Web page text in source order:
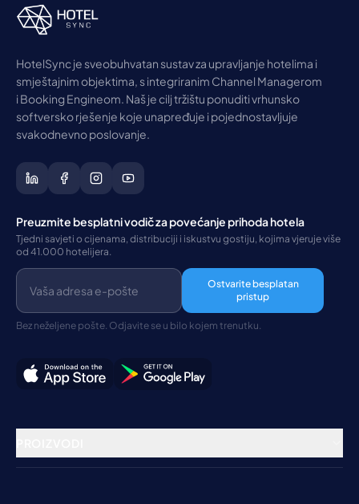
HotelSync je sveobuhvatan sustav za upravljanje hotelima i
smještajnim objektima, s integriranim Channel Managerom
i Booking Engineom. Naš je cilj tržištu ponuditi vrhunsko
softversko rješenje koje unapređuje i pojednostavljuje
svakodnevno poslovanje.
Preuzmite besplatni vodič za povećanje prihoda hotela
Tjedni savjeti o cijenama, distribuciji i iskustvu gostiju, kojima vjeruje više
od 41.000 hotelijera.
Ostvarite besplatan
pristup
Bez neželjene pošte. Odjavite se u bilo kojem trenutku.
Rezervacijski sustav